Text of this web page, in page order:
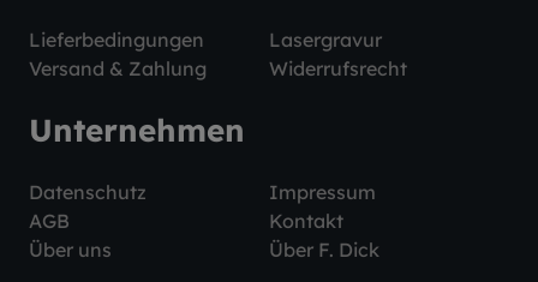
Lieferbedingungen
Lasergravur
Versand & Zahlung
Widerrufsrecht
Unternehmen
Datenschutz
Impressum
AGB
Kontakt
Über uns
Über F. Dick